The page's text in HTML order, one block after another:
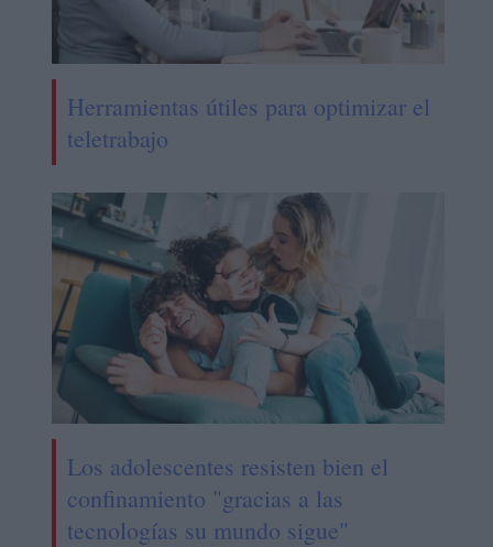
Herramientas útiles para optimizar el
teletrabajo
Los adolescentes resisten bien el
confinamiento "gracias a las
tecnologías su mundo sigue"